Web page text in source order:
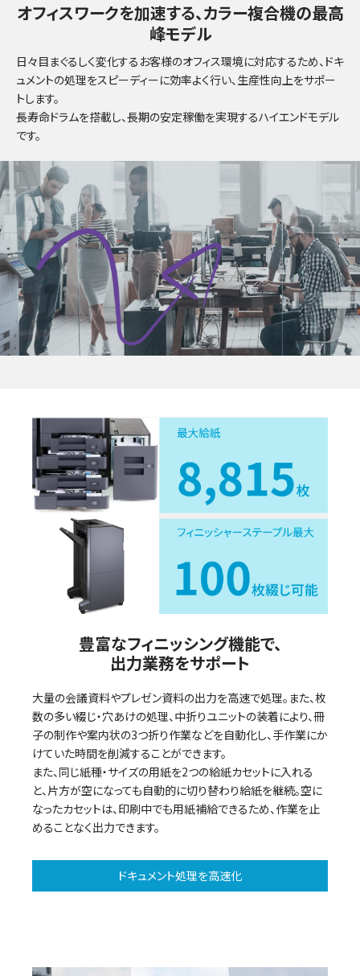
オフィスワークを加速する、カラー複合機の最高
峰モデル
日々目まぐるしく変化するお客様のオフィス環境に対応するため、ドキ
ュメントの処理をスピーディーに効率よく行い、生産性向上をサポー
トします。
長寿命ドラムを搭載し、長期の安定稼働を実現するハイエンドモデル
です。
豊富なフィニッシング機能で、
出力業務をサポート
大量の会議資料やプレゼン資料の出力を高速で処理。また、枚
数の多い綴じ・穴あけの処理、中折りユニットの装着により、冊
子の制作や案内状の3つ折り作業などを自動化し、手作業にか
けていた時間を削減することができます。
また、同じ紙種・サイズの用紙を2つの給紙カセットに入れる
と、片方が空になっても自動的に切り替わり給紙を継続。空に
なったカセットは、印刷中でも用紙補給できるため、作業を止
めることなく出力できます。
ドキュメント処理を高速化